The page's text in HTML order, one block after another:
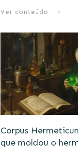
Ver conteúdo
Corpus
que moldou o